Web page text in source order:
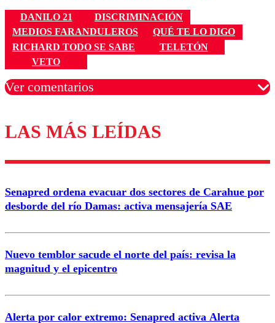
DANILO 21
DISCRIMINACIÓN
MEDIOS FARANDULEROS
QUÉ TE LO DIGO
RICHARD TODO SE SABE
TELETÓN
VETO
Ver comentarios
Los comentarios son moderados para garantizar un
diálogo respetuoso.
Correo
LAS MÁS LEÍDAS
Senapred ordena evacuar dos sectores de Carahue por
desborde del río Damas: activa mensajería SAE
Nuevo temblor sacude el norte del país: revisa la
magnitud y el epicentro
Alerta por calor extremo: Senapred activa Alerta